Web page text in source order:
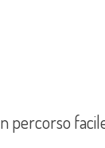
percorso